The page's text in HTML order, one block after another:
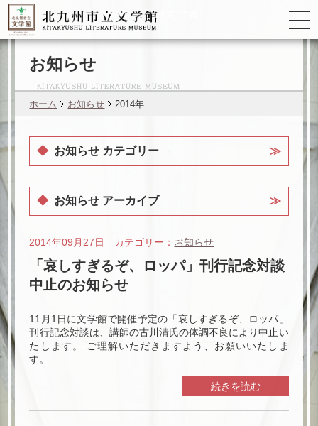
ゆかりの
お知らせ
ホーム お知らせ 2014年
2014年09月27日 カテゴリー： お知らせ
「哀しすぎるぞ、ロッパ」刊行記念対談
中止のお知らせ
11月1日に文学館で開催予定の「哀しすぎるぞ、ロッパ」
刊行記念対談は、講師の古川清氏の体調不良により中止い
たします。 ご理解いただきますよう、お願いいたしま
す。
続きを読む
お知らせ カテゴリー
お知らせ アーカイブ